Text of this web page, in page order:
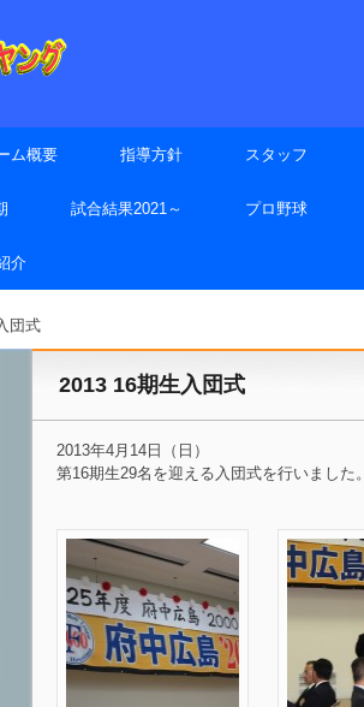
ム概要 指導方針 スタッフ
試合結果2021～ プロ野球
介
団式
2013 16期生入団式
2013年4月14日（日）
第16期生29名を迎える入団式を行いました。